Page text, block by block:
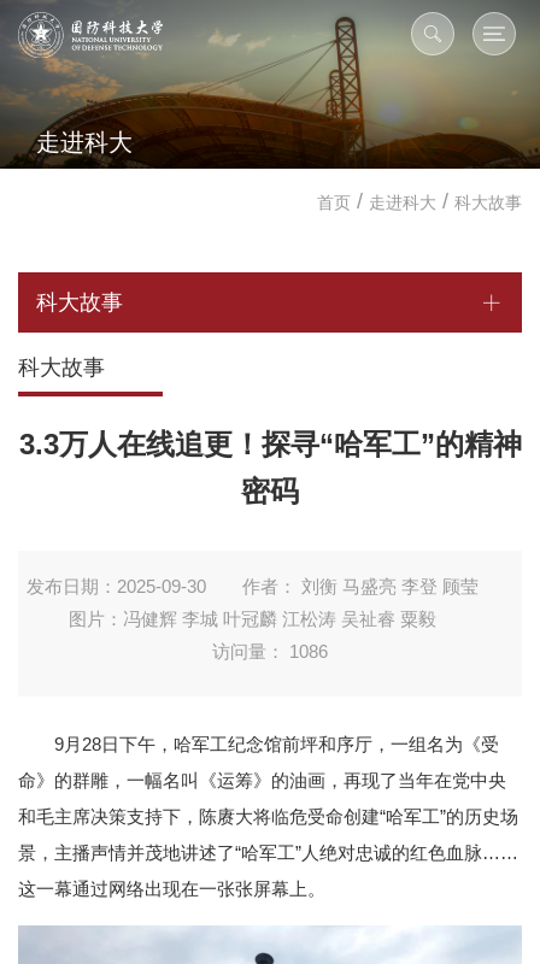
走进科大
首页 / 走进科大 / 科大故事
科大故事
科大故事
3.3万人在线追更！探寻“哈军工”的精神
密码
发布日期：2025-09-30
作者： 刘衡 马盛亮 李登 顾莹
图片：冯健辉 李城 叶冠麟 江松涛 吴祉睿 粟毅
访问量： 1086
9月28日下午，哈军工纪念馆前坪和序厅，一组名为《受
命》的群雕，一幅名叫《运筹》的油画，再现了当年在党中央
和毛主席决策支持下，陈赓大将临危受命创建“哈军工”的历史场
景，主播声情并茂地讲述了“哈军工”人绝对忠诚的红色血脉……
这一幕通过网络出现在一张张屏幕上。